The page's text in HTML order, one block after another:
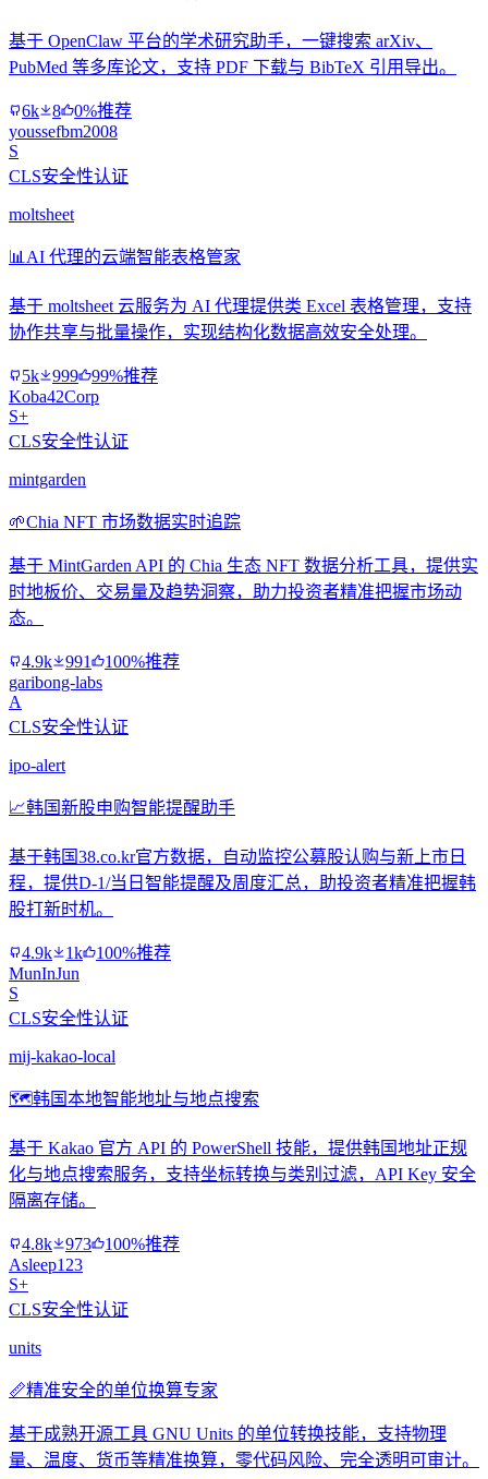
基于 OpenClaw 平台的学术研究助手，一键搜索 arXiv、
PubMed 等多库论文，支持 PDF 下载与 BibTeX 引用导出。
6k 8
0%推荐
youssefbm2008
S
CLS安全性认证
moltsheet
📊 AI 代理的云端智能表格管家
基于 moltsheet 云服务为 AI 代理提供类 Excel 表格管理，支持
协作共享与批量操作，实现结构化数据高效安全处理。
5k 999
99%推荐
Koba42Corp
S+
CLS安全性认证
mintgarden
🌱Chia NFT 市场数据实时追踪
基于 MintGarden API 的 Chia 生态 NFT 数据分析工具，提供实
时地板价、交易量及趋势洞察，助力投资者精准把握市场动
态。
4.9k 991
100%推荐
garibong-labs
A
CLS安全性认证
ipo-alert
📈韩国新股申购智能提醒助手
基于韩国38.co.kr官方数据，自动监控公募股认购与新上市日
程，提供D-1/当日智能提醒及周度汇总，助投资者精准把握韩
股打新时机。
4.9k 1k
100%推荐
MunInJun
S
CLS安全性认证
mij-kakao-local
🗺️韩国本地智能地址与地点搜索
基于 Kakao 官方 API 的 PowerShell 技能，提供韩国地址正规
化与地点搜索服务，支持坐标转换与类别过滤，API Key 安全
隔离存储。
4.8k 973
100%推荐
Asleep123
S+
CLS安全性认证
units
📏精准安全的单位换算专家
基于成熟开源工具 GNU Units 的单位转换技能，支持物理
量、温度、货币等精准换算，零代码风险、完全透明可审计。